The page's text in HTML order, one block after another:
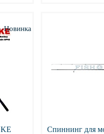
Новинка
Спиннинг для